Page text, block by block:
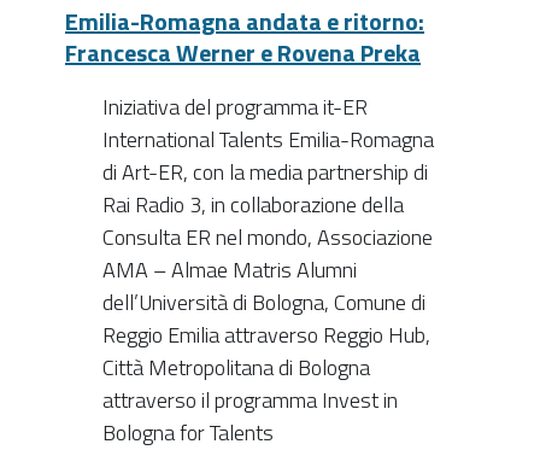
Emilia-Romagna andata e ritorno:
Francesca Werner e Rovena Preka
Iniziativa del programma it-ER
International Talents Emilia-Romagna
di Art-ER, con la media partnership di
Rai Radio 3, in collaborazione della
Consulta ER nel mondo, Associazione
AMA – Almae Matris Alumni
dell’Università di Bologna, Comune di
Reggio Emilia attraverso Reggio Hub,
Città Metropolitana di Bologna
attraverso il programma Invest in
Bologna for Talents